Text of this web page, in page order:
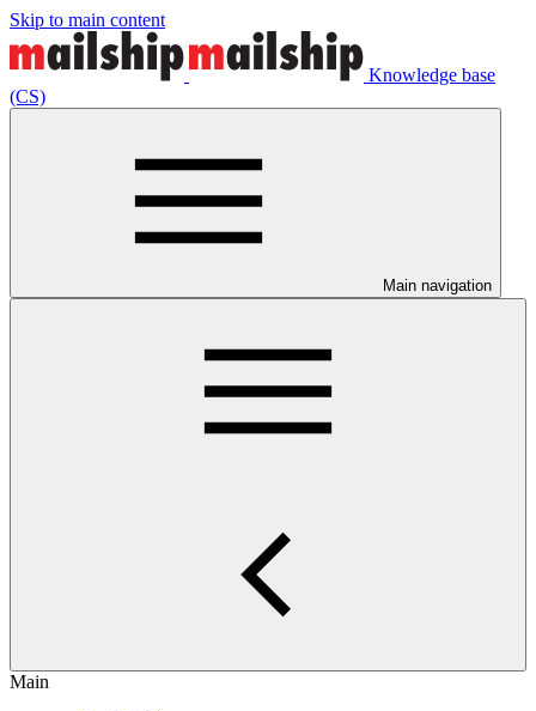
Skip to main content
Knowledge base
(CS)
Main navigation
Main